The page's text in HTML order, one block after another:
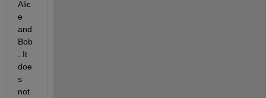
Alic
e
and
Bob
. It
doe
s
not